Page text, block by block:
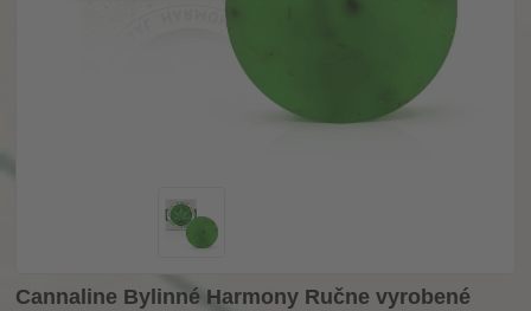
Cannaline Bylinné Harmony Ručne vyrobené